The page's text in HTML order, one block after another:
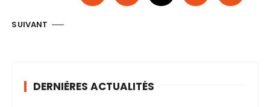
g
SUIVANT
DERNIÈRES ACTUALITÉS